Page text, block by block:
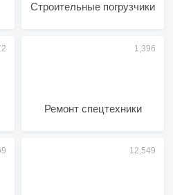
Строительные погрузчики
Ремонт спецтехники